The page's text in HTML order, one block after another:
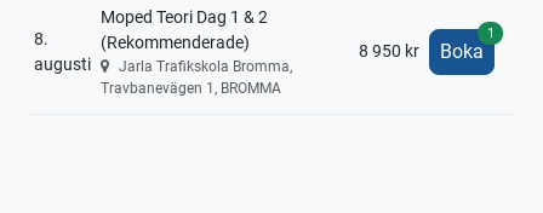
8.
augusti
Moped Teori Dag 1 & 2
(Rekommenderade)
Jarla Trafikskola Bromma,
Travbanevägen 1, BROMMA
8 950 kr Boka
1